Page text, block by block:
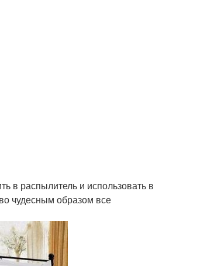
в распылитель и использовать в
чудесным образом все